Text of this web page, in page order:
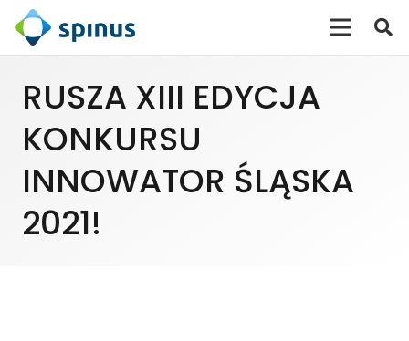
RUSZA XIII EDYCJA
KONKURSU
INNOWATOR ŚLĄSKA
2021!